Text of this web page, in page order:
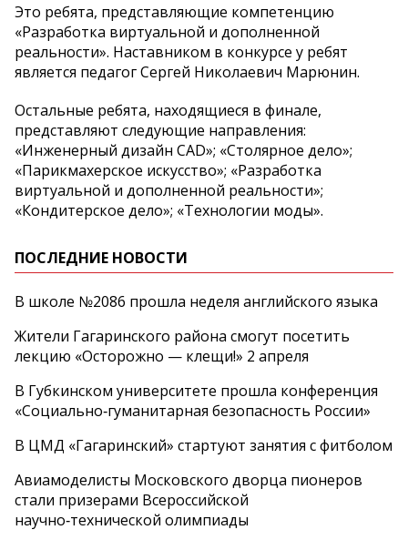
Это ребята, представляющие компетенцию
«Разработка виртуальной и дополненной
реальности». Наставником в конкурсе у ребят
является педагог Сергей Николаевич Марюнин.
Остальные ребята, находящиеся в финале,
представляют следующие направления:
«Инженерный дизайн CAD»; «Столярное дело»;
«Парикмахерское искусство»; «Разработка
виртуальной и дополненной реальности»;
«Кондитерское дело»; «Технологии моды».
ПОСЛЕДНИЕ НОВОСТИ
В школе №2086 прошла неделя английского языка
Жители Гагаринского района смогут посетить
лекцию «Осторожно — клещи!» 2 апреля
В Губкинском университете прошла конференция
«Социально‑гуманитарная безопасность России»
В ЦМД «Гагаринский» стартуют занятия с фитболом
Авиамоделисты Московского дворца пионеров
стали призерами Всероссийской
научно‑технической олимпиады